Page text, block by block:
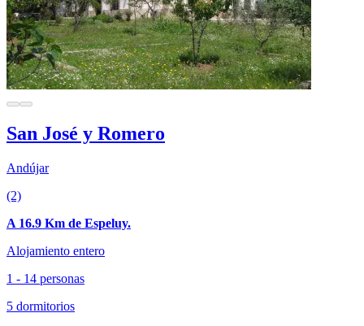
San José y Romero
Andújar
(2)
A 16.9 Km de Espeluy.
Alojamiento entero
1 - 14 personas
5 dormitorios